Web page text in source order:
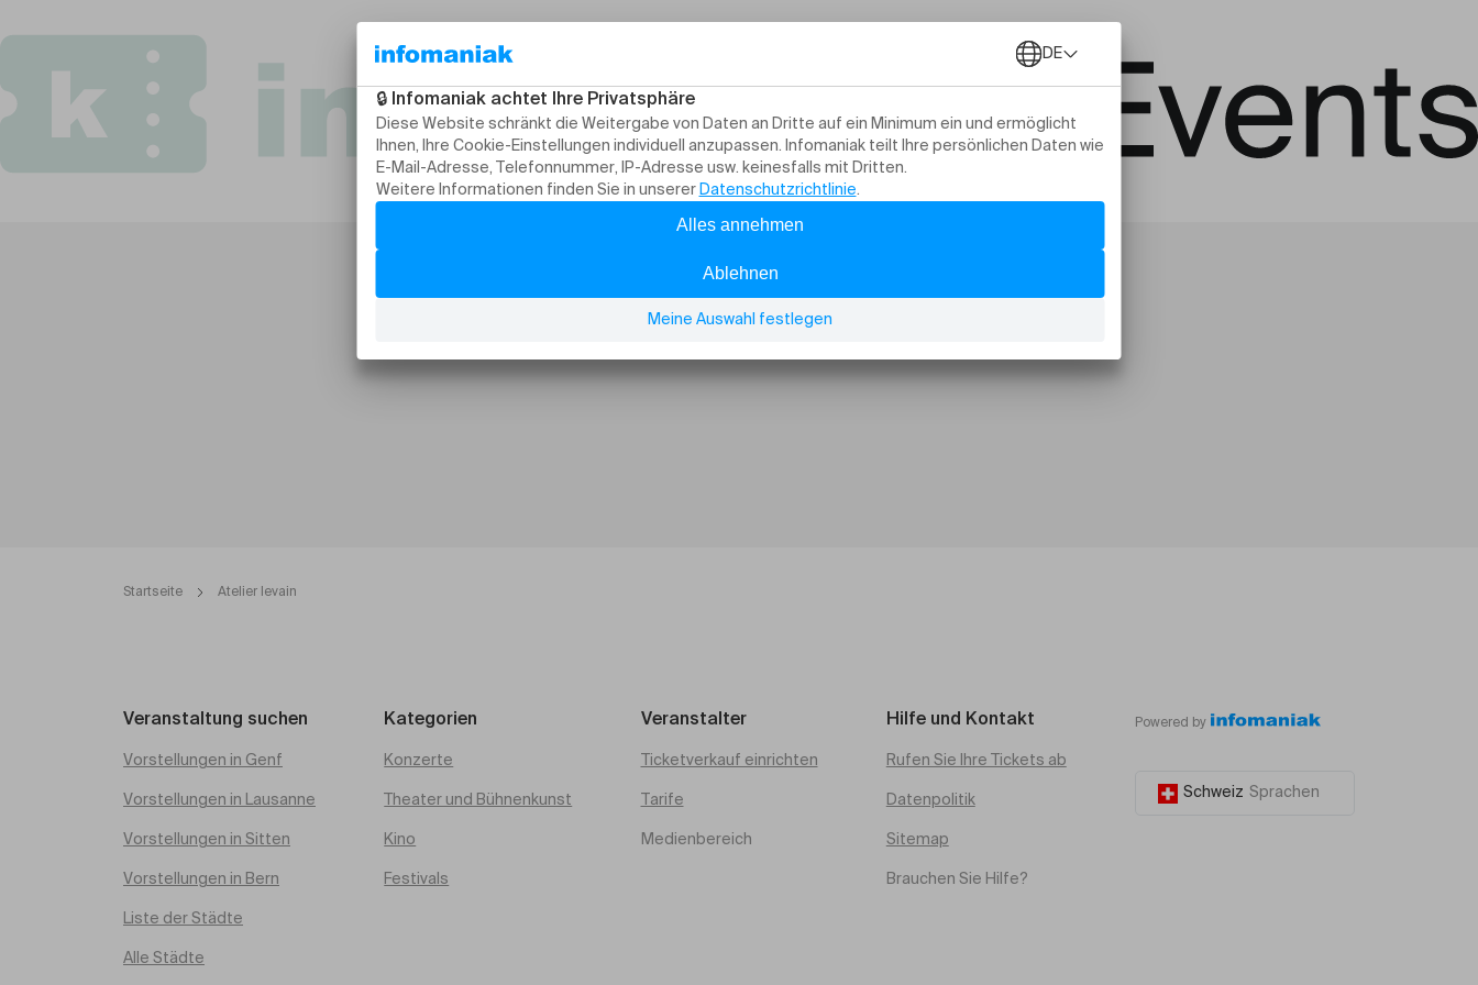
Startseite Atelier levain
Veranstaltung suchen
Vorstellungen in Genf
Vorstellungen in Lausanne
Vorstellungen in Sitten
Vorstellungen in Bern
Liste der Städte
Alle Städte
Kategorien
Konzerte
Theater und Bühnenkunst
Kino
Festivals
Veranstalter
Ticketverkauf einrichten
Tarife
Medienbereich
Hilfe und Kontakt
Rufen Sie Ihre Tickets ab
Datenpolitik
Sitemap
Brauchen Sie Hilfe?
Powered by
Schweiz Sprachen